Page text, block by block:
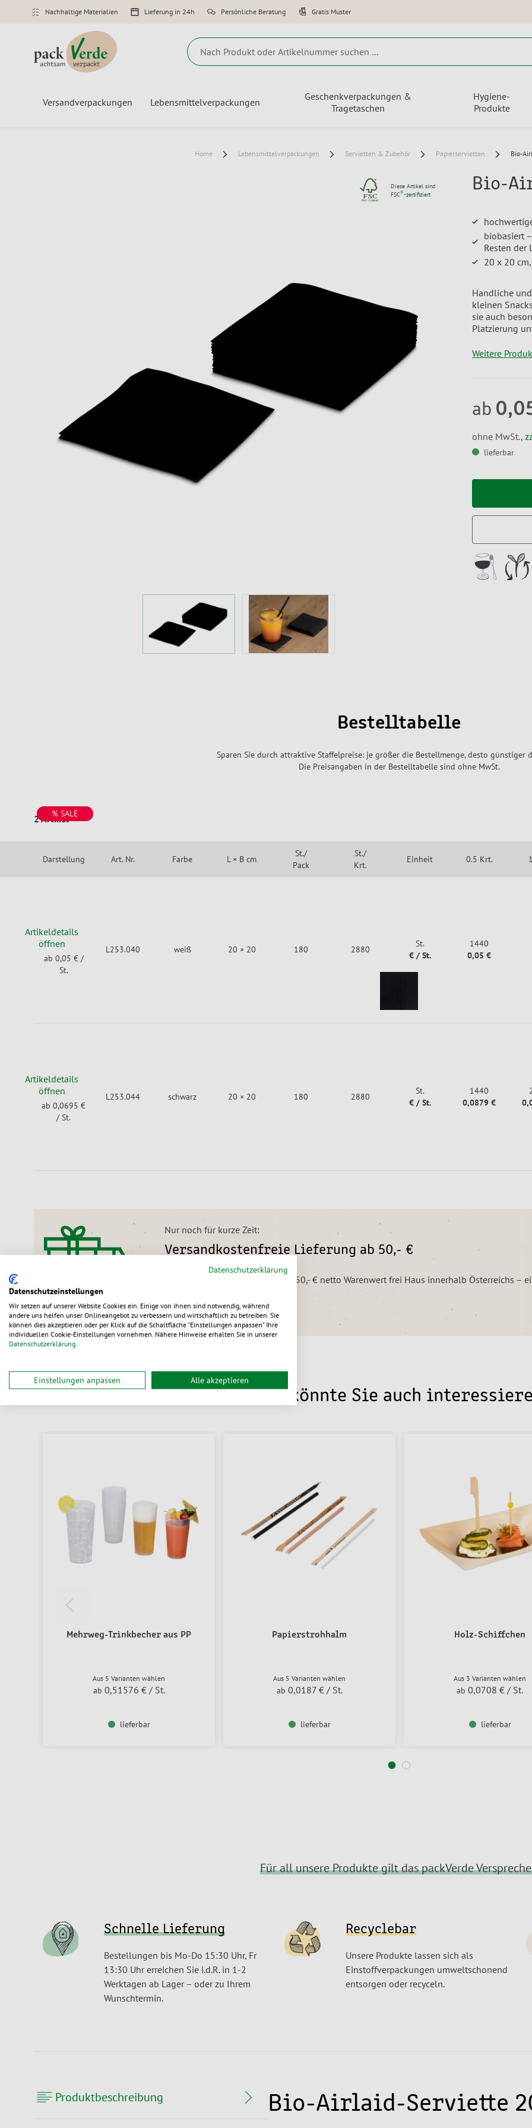
Nachhaltige Materialien Lieferung in 24h Persönliche Beratung Gratis Muster
Versandverpackungen Lebensmittelverpackungen
Geschenkverpackungen &
Tragetaschen
Hygiene-
Produkte
Home Lebensmittelverpackungen Servietten & Zubehör Papierservietten Bio-
Diese Artikel sind
FSC®-zertifiziert
Bio-
biobasiert
Resten der
20 x 20
Handliche
kleinen
sie auch
Platzierung
Weitere
ab
ohne MwSt.,
lieferbar
Bestelltabelle
Sparen Sie durch attraktive Staffelpreise: je größer die Bestellmenge, desto günstiger
Die Preisangaben in der Bestelltabelle sind ohne MwSt.
2 Artikel
Darstellung Art. Nr. Farbe L × B cm
St./
Pack
St./
Krt.
Einheit 0.5 Krt.
% SALE
Artikeldetails
öffnen
ab 0,05 € /
St.
L253.040 weiß 20 × 20 180 2880
St.
€ / St.
1440
0,05 €
Artikeldetails
öffnen
ab 0,0695 €
/ St.
L253.044 schwarz 20 × 20 180 2880
St.
€ / St.
1440
0,0879 €
Nur noch für kurze Zeit:
Versandkostenfreie Lieferung ab 50,- €
Wir liefern alle Bestellungen ab 50,- € netto Warenwert frei Haus innerhalb Österreichs
Das könnte Sie auch
Mehrweg-Trinkbecher aus PP
Aus 5 Varianten wählen
ab 0,51576 € / St.
lieferbar
Papierstrohhalm
Aus 5 Varianten wählen
ab 0,0187 € / St.
lieferbar
Holz-Schiffchen
Aus 3 Varianten wählen
ab 0,0708 € / St.
lieferbar
Für all unsere Produkte gilt das packVerde
Schnelle Lieferung
Bestellungen bis Mo-Do 15:30 Uhr, Fr
13:30 Uhr erreichen Sie i.d.R. in 1-2
Werktagen ab Lager – oder zu Ihrem
Wunschtermin.
Recyclebar
Unsere Produkte lassen sich als
Einstoffverpackungen umweltschonend
entsorgen oder recyceln.
Produktbeschreibung Bio-Airlaid-Serviette
Datenschutzerklärung
Datenschutzeinstellungen
Wir setzen auf unserer Website Cookies ein. Einige von ihnen sind notwendig, während
andere uns helfen unser Onlineangebot zu verbessern und wirtschaftlich zu betreiben. Sie
können dies akzeptieren oder per Klick auf die Schaltfläche "Einstellungen anpassen" Ihre
individuellen Cookie-Einstellungen vornehmen. Nähere Hinweise erhalten Sie in unserer
Datenschutzerklärung.
Einstellungen anpassen Alle akzeptieren